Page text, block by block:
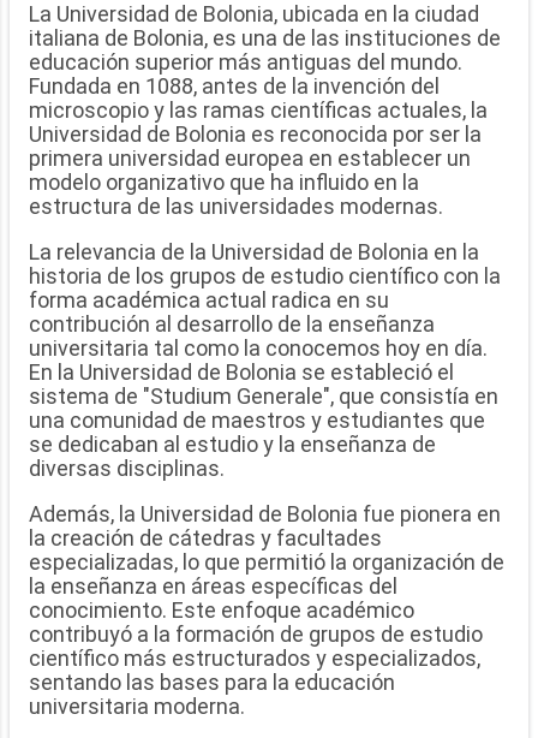
La Universidad de Bolonia, ubicada en la ciudad
italiana de Bolonia, es una de las instituciones de
educación superior más antiguas del mundo.
Fundada en 1088, antes de la invención del
microscopio y las ramas científicas actuales, la
Universidad de Bolonia es reconocida por ser la
primera universidad europea en establecer un
modelo organizativo que ha influido en la
estructura de las universidades modernas.
La relevancia de la Universidad de Bolonia en la
historia de los grupos de estudio científico con la
forma académica actual radica en su
contribución al desarrollo de la enseñanza
universitaria tal como la conocemos hoy en día.
En la Universidad de Bolonia se estableció el
sistema de "Studium Generale", que consistía en
una comunidad de maestros y estudiantes que
se dedicaban al estudio y la enseñanza de
diversas disciplinas.
Además, la Universidad de Bolonia fue pionera en
la creación de cátedras y facultades
especializadas, lo que permitió la organización de
la enseñanza en áreas específicas del
conocimiento. Este enfoque académico
contribuyó a la formación de grupos de estudio
científico más estructurados y especializados,
sentando las bases para la educación
universitaria moderna.